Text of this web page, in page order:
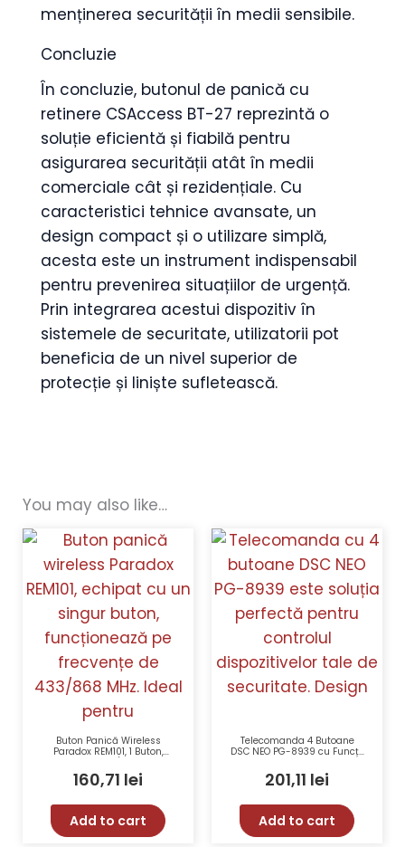
menținerea securității în medii sensibile.
Concluzie
În concluzie, butonul de panică cu
retinere CSAccess BT-27 reprezintă o
soluție eficientă și fiabilă pentru
asigurarea securității atât în medii
comerciale cât și rezidențiale. Cu
caracteristici tehnice avansate, un
design compact și o utilizare simplă,
acesta este un instrument indispensabil
pentru prevenirea situațiilor de urgență.
Prin integrarea acestui dispozitiv în
sistemele de securitate, utilizatorii pot
beneficia de un nivel superior de
protecție și liniște sufletească.
You may also like…
Buton Panică Wireless
Paradox REM101, 1 Buton,
Rezistent la Intemperii,
Autonomie 3 Ani
160,71 lei
Add to cart
Telecomanda 4 Butoane
DSC NEO PG-8939 cu Funcții
LED
201,11 lei
Add to cart